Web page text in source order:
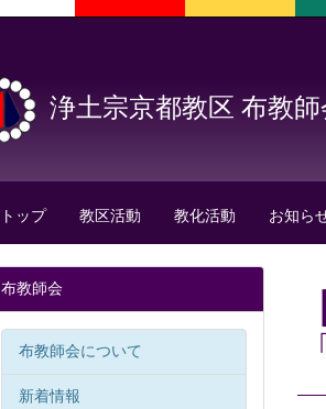
浄土宗京都教区 布教師
トップ 教区活動 教化活動 お知ら
布教師会
布教師会について
新着情報